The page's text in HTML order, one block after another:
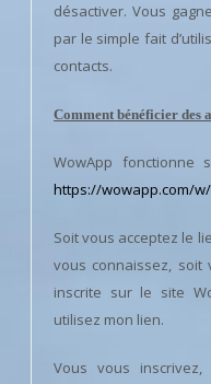
désactiver. Vous
par le simple fait
contacts.
Comment bénéficier des
WowApp fonctionne
https://wowapp.com/
Soit vous acceptez le
vous connaissez, soit
inscrite sur le site
utilisez mon lien.
Vous vous